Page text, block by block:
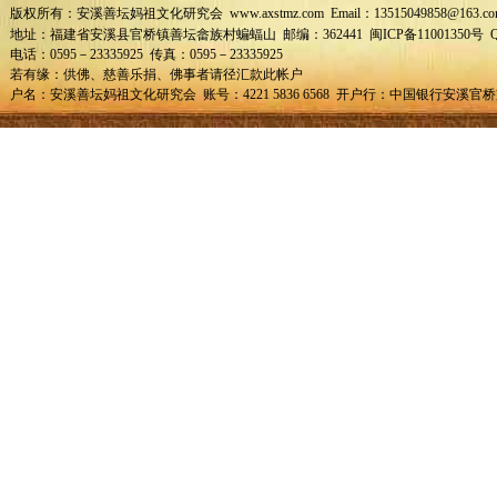
版权所有：安溪善坛妈祖文化研究会 www.axstmz.com Email：
地址：福建省安溪县官桥镇善坛畲族村蝙蝠山 邮编：362441 闽ICP备11001350号
电话：0595－23335925 传真：0595－23335925
若有缘：供佛、慈善乐捐、佛事者请径汇款此帐户
户名：安溪善坛妈祖文化研究会 账号：4221 5836 6568 开户行：中国银行安溪官